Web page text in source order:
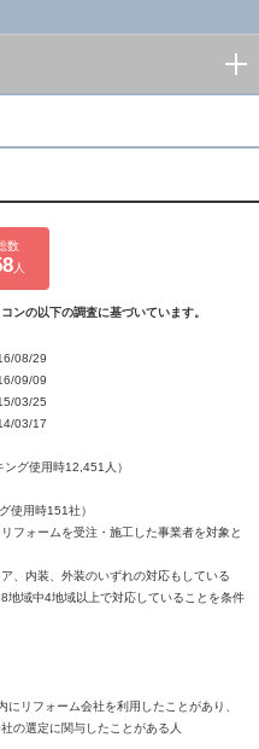
数
人
ンの以下の調査に基づいています。
08/29
09/09
03/25
03/17
グ使用時12,451人）
使用時151社）
フォームを受注・施工した事業者を対象と
、内装、外装のいずれの対応もしている
地域中4地域以上で対応していることを条件
にリフォーム会社を利用したことがあり、
の選定に関与したことがある人